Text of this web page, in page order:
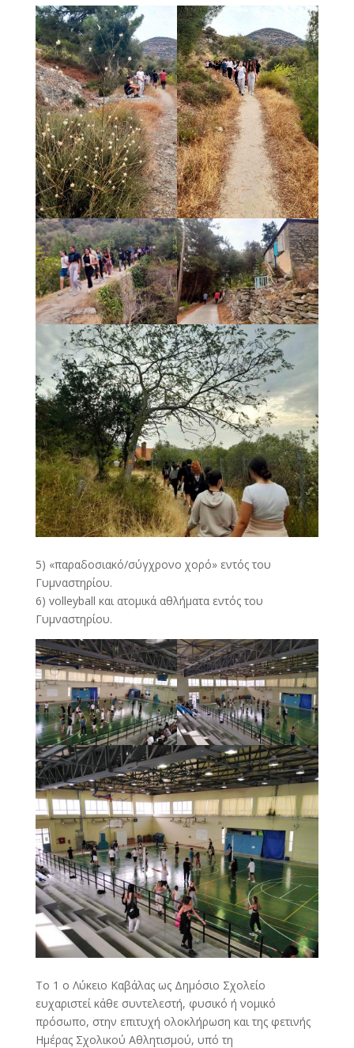
5) «παραδοσιακό/σύγχρονο χορό» εντός του
Γυμναστηρίου.
6) volleyball και ατομικά αθλήματα εντός του
Γυμναστηρίου.
Το 1 ο Λύκειο Καβάλας ως Δημόσιο Σχολείο
ευχαριστεί κάθε συντελεστή, φυσικό ή νομικό
πρόσωπο, στην επιτυχή ολοκλήρωση και της φετινής
Ημέρας Σχολικού Αθλητισμού, υπό τη